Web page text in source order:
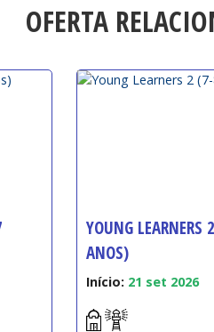
OFERTA
YOUNG
ANOS)
Início: 21 set 2026